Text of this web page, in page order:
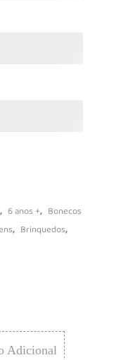
, 6 anos +, Bonecos
, Brinquedos,
Adicional